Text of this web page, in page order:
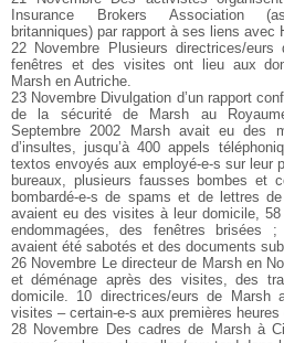
Insurance Brokers Association
britanniques) par rapport à ses liens avec
22 Novembre Plusieurs directrices/
fenêtres et des visites ont lieu aux
Marsh en Autriche.
23 Novembre Divulgation d’un rapport
de la sécurité de Marsh au
Septembre 2002 Marsh avait eu des
d’insultes, jusqu’à 400 appels
textos envoyés aux employé-e-s sur leur
bureaux, plusieurs fausses bombes et
bombardé-e-s de spams et de lettres
avaient eu des visites à leur domicile,
endommagées, des fenêtres brisées ;
avaient été sabotés et des documents
26 Novembre Le directeur de Marsh en
et déménage après des visites, des
domicile. 10 directrices/eurs de Marsh
visites – certain-e-s aux premières heures
28 Novembre Des cadres de Marsh à